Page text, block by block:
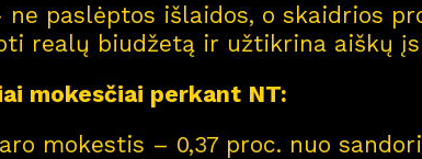
ne paslėptos išlaidos, o skaidrios
realų biudžetą ir užtikrina aiškų
mokesčiai perkant NT:
mokestis – 0,37 proc. nuo